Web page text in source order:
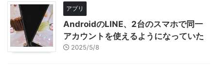
アプリ
AndroidのLINE、2台のスマホで同一
アカウントを使えるようになっていた
2025/5/8